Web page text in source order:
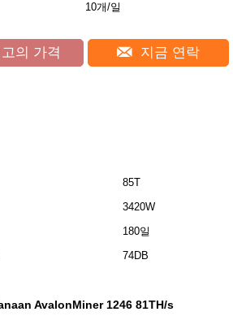
10개/일
의 가격 지금 연락
85T
3420W
180일
74DB
AvalonMiner 1246 81TH/s